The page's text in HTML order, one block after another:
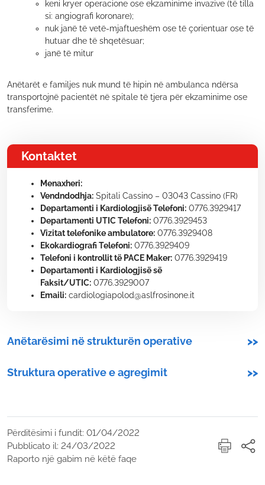
keni kryer operacione ose ekzaminime invazive (të tilla
si: angiografi koronare);
nuk janë të vetë-mjaftueshëm ose të çorientuar ose të
hutuar dhe të shqetësuar;
janë të mitur
Anëtarët e familjes nuk mund të hipin në ambulanca ndërsa
transportojnë pacientët në spitale të tjera për ekzaminime ose
transferime.
Kontaktet
Menaxheri:
Vendndodhja: Spitali Cassino – 03043 Cassino (FR)
Departamenti i Kardiologjisë Telefoni: 0776.3929417
Departamenti UTIC Telefoni: 0776.3929453
Vizitat telefonike ambulatore: 0776.3929408
Ekokardiografi Telefoni: 0776.3929409
Telefoni i kontrollit të PACE Maker: 0776.3929419
Departamenti i Kardiologjisë së
Faksit/UTIC: 0776.3929007
Emaili: cardiologiapolod@aslfrosinone.it
Anëtarësimi në strukturën operative >>
Struktura operative e agregimit >>
Përditësimi i fundit: 01/04/2022
Pubblicato il: 24/03/2022
Raporto një gabim në këtë faqe